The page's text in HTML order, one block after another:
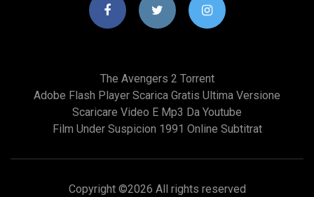
The Avengers 2 Torrent
Adobe Flash Player Scarica Gratis Ultima Versione
Scaricare Video E Mp3 Da Youtube
Film Under Suspicion 1991 Online Subtitrat
Copyright ©2026 All rights reserved